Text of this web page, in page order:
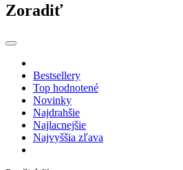
Zoradiť
Bestsellery
Top hodnotené
Novinky
Najdrahšie
Najlacnejšie
Najvyššia zľava